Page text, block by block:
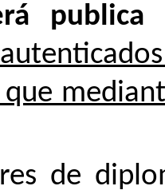
publica
que
de